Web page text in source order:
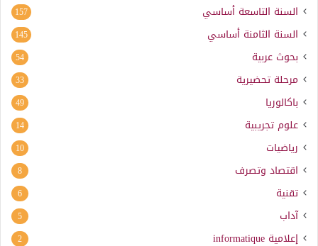
السنة التاسعة أساسي 157
السنة الثامنة أساسي 145
بحوث عربية 54
مرحلة تحضيرية 33
باكالوريا 49
علوم تجريبية 14
رياضيات 10
اقتصاد وتصرف 8
تقنية 6
آداب 5
إعلامية informatique
2